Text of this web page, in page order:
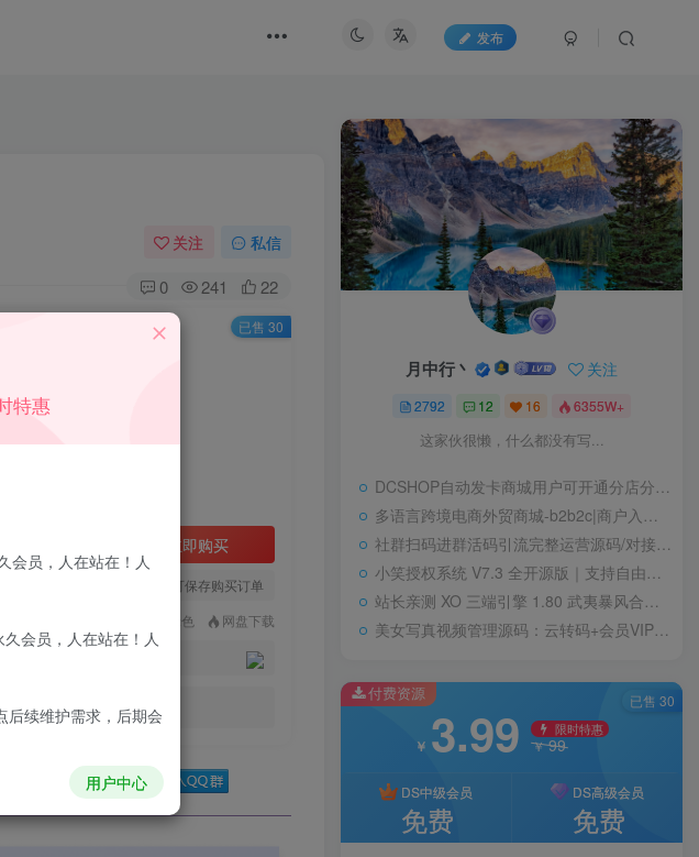
发布
关注 私信
0 241 22
立即购买
前未登录！建议登陆后购买，可保存购买订单
安全绿色 网盘下载
长QQ：
我们删除！
已售 30
们删除！ Q群：
月中行丶 关注
2792 12 16 6355W+
这家伙很懒，什么都没有写...
DCSHOP自动发卡商城用户可开通分店分销，支持实物发货，自带博客功能
多语言跨境电商外贸商城-b2b2c|商户入驻|随机物流|信用分|平台代发
社群扫码进群活码引流完整运营源码/对接免签约支付接口/推广正常绑定下级
小笑授权系统 V7.3 全开源版｜支持自由二次开发
站长亲测 XO 三端引擎 1.80 武夷暴风合击复古传奇手游服务端 魔神领域盘古圣地降魔天堂
美女写真视频管理源码：云转码+会员VIP系统，一键采集+代理系统全支持
付费资源
￥ 3.99 限时特惠
￥99
DS中级会员
免费
DS高级会员
免费
已售 30
特惠
会员，人在站在！人
会员，人在站在！人
后续维护需求，后期会
用户中心